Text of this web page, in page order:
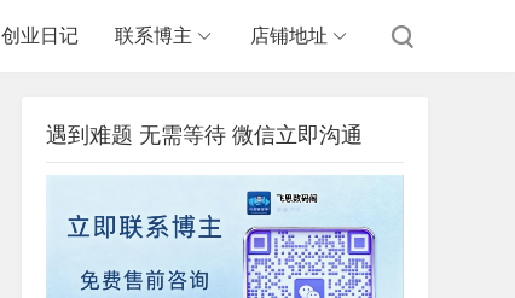
创业日记 联系博主 店铺地址
遇到难题 无需等待 微信立即沟通